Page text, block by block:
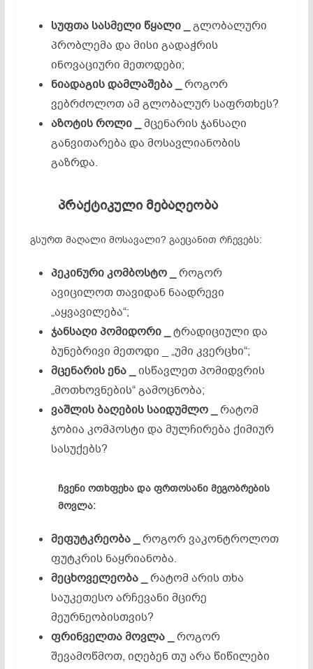
სუფთა სასმელი წყალი _
გლობალური
პრობლემა და მისი გადაჭრის
ინოვაციური მეთოდები;
ნიადაგისდამლაშება_
როგორ
ვებრძოლოთ ამ გლობალურ საფრთხეს?
აზოტისროლი _
მცენარის ჯანსაღი
განვითარება და მოსავლიანობის
გაზრდა.
პრაქტიკული მებაღეობა
გსურთ მაღალი მოსავალი? გაეცანით რჩევებს:
პეკინურიკომბოსტო _
როგორ
ავიცილოთ თავიდან ნაადრევი
„აყვავილება“;
ჯანსაღიპომიდორი _
ტრადიციული და
ბუნებრივი მეთოდი _ „უმი კვერცხი“;
მცენარისენა _
ისწავლეთ პომიდვრის
„მოთხოვნების“ გამოცნობა;
ვაშლისბაღების საიდუმლო_
რატომ
ჯობია კომპოსტი და მულჩირება ქიმიურ
სასუქებს?
ჩვენი ოთხფეხა და ფრთოსანი მეგობრების
მოვლა:
მეფუტკრეობა _
როგორ ვაკონტროლოთ
ფუტკრის ნაყრიანობა.
მეცხოველეობა _
რატომ არის თხა
საუკეთესო არჩევანი მცირე
მეურნეობისთვის?
ფრინველთამოვლა _
როგორ
შევამოწმოთ, იღებენ თუ არა წიწილები